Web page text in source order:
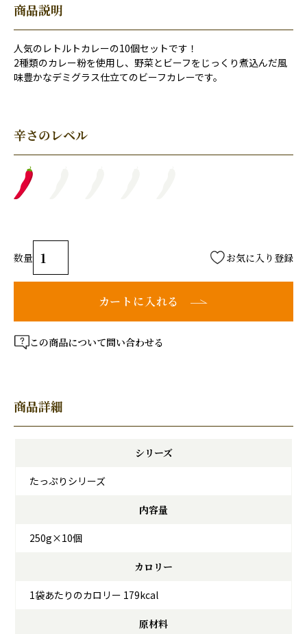
商品説明
人気のレトルトカレーの10個セットです！
2種類のカレー粉を使用し、野菜とビーフをじっくり煮込んだ風
味豊かなデミグラス仕立てのビーフカレーです。
辛さのレベル
お気に入り登録
カートに入れる
この商品について問い合わせる
商品詳細
シリーズ
たっぷりシリーズ
内容量
250g×10個
カロリー
1袋あたりのカロリー 179kcal
原材料